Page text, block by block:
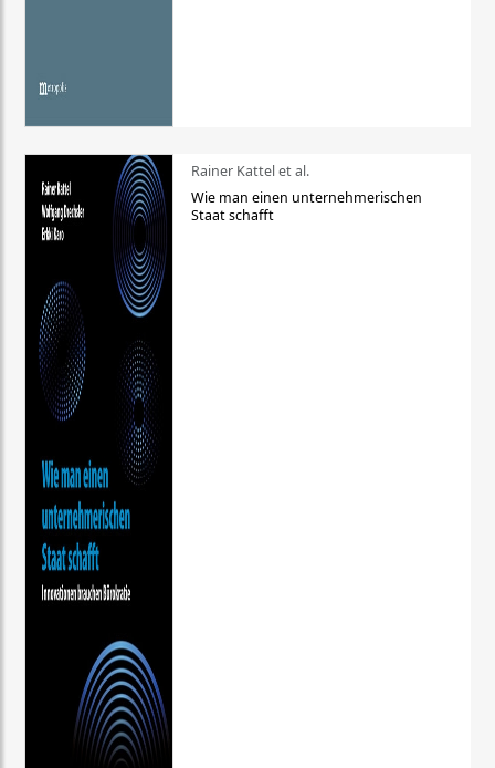
Rainer Kattel et al.
Wie man einen unternehmerischen
Staat schafft